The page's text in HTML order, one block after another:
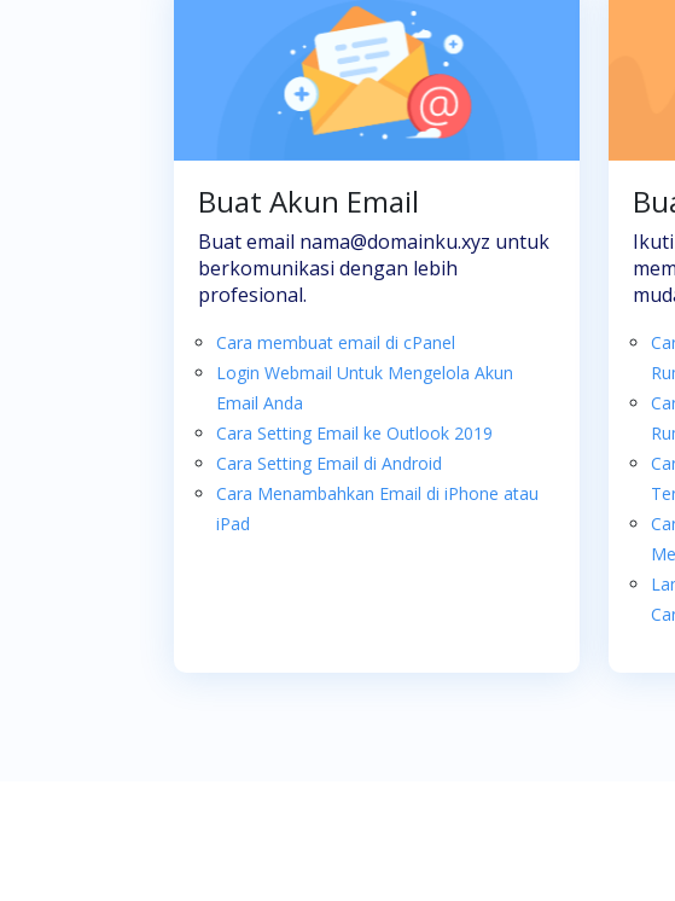
Buat Akun Email
Buat email nama@domainku.xyz untuk
berkomunikasi dengan lebih
profesional.
Cara membuat email di cPanel
Login Webmail Untuk Mengelola Akun
Email Anda
Cara Setting Email ke Outlook 2019
Cara Setting Email di Android
Cara Menambahkan Email di iPhone atau
iPad